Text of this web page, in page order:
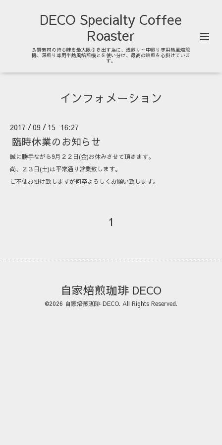
DECO Specialty Coffee
Roaster
良質素材の持ち味を最大限引き出す為に、浅煎り～中煎り専用熱風焙煎
機、深煎り専用半熱風焙煎機とを使い分け、最高の焙煎を心掛けていま
す。
インフォメーション
2017 /09 / 15 16:27
臨時休業のお知らせ
誠に勝手ながら9月２２日(金)お休みさせて頂きます。
尚、２３日(土)は平常通り営業致します。
ご不便お掛け致しますが何卒よろしくお願い致します。
1
自家焙煎珈琲 DECO
©2026 自家焙煎珈琲 DECO. All Rights Reserved.